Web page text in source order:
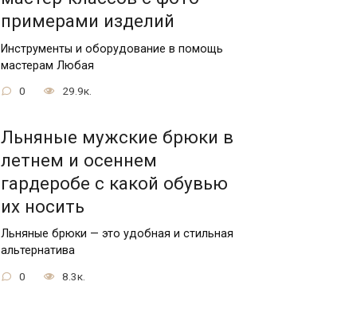
примерами изделий
Инструменты и оборудование в помощь
мастерам Любая
0 29.9к.
Льняные мужские брюки в
летнем и осеннем
гардеробе с какой обувью
их носить
Льняные брюки — это удобная и стильная
альтернатива
0 8.3к.